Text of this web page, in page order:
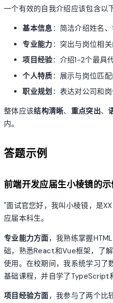
一个有效的自我介绍应该包含以
基本信息：简洁介绍姓名
专业能力 ：突出与岗位相
项目经验：介绍1-2个最具
个人特质：展示与岗位匹
职业规划 ：表达对公司和
整体应该结构清晰、 重点突出、
内。
答题示例
前端开发应届生小棱镜的
"面试官您好，我叫小棱镜，是
应届本科生。
专业能力方面，我熟练掌握
础，熟悉React和Vue框架，了
使用。在校期间，我系统学习了
基础课程，并自学了TypeScript
项目经验方面，我参与了两个比